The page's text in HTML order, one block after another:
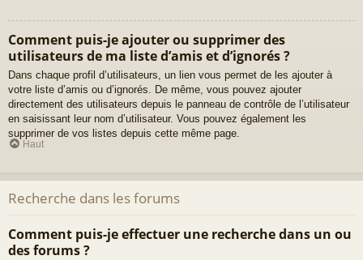
Comment puis-je ajouter ou supprimer des
utilisateurs de ma liste d’amis et d’ignorés ?
Dans chaque profil d’utilisateurs, un lien vous permet de les ajouter à
votre liste d’amis ou d’ignorés. De même, vous pouvez ajouter
directement des utilisateurs depuis le panneau de contrôle de l’utilisateur
en saisissant leur nom d’utilisateur. Vous pouvez également les
supprimer de vos listes depuis cette même page.
Haut
Recherche dans les forums
Comment puis-je effectuer une recherche dans un ou
des forums ?